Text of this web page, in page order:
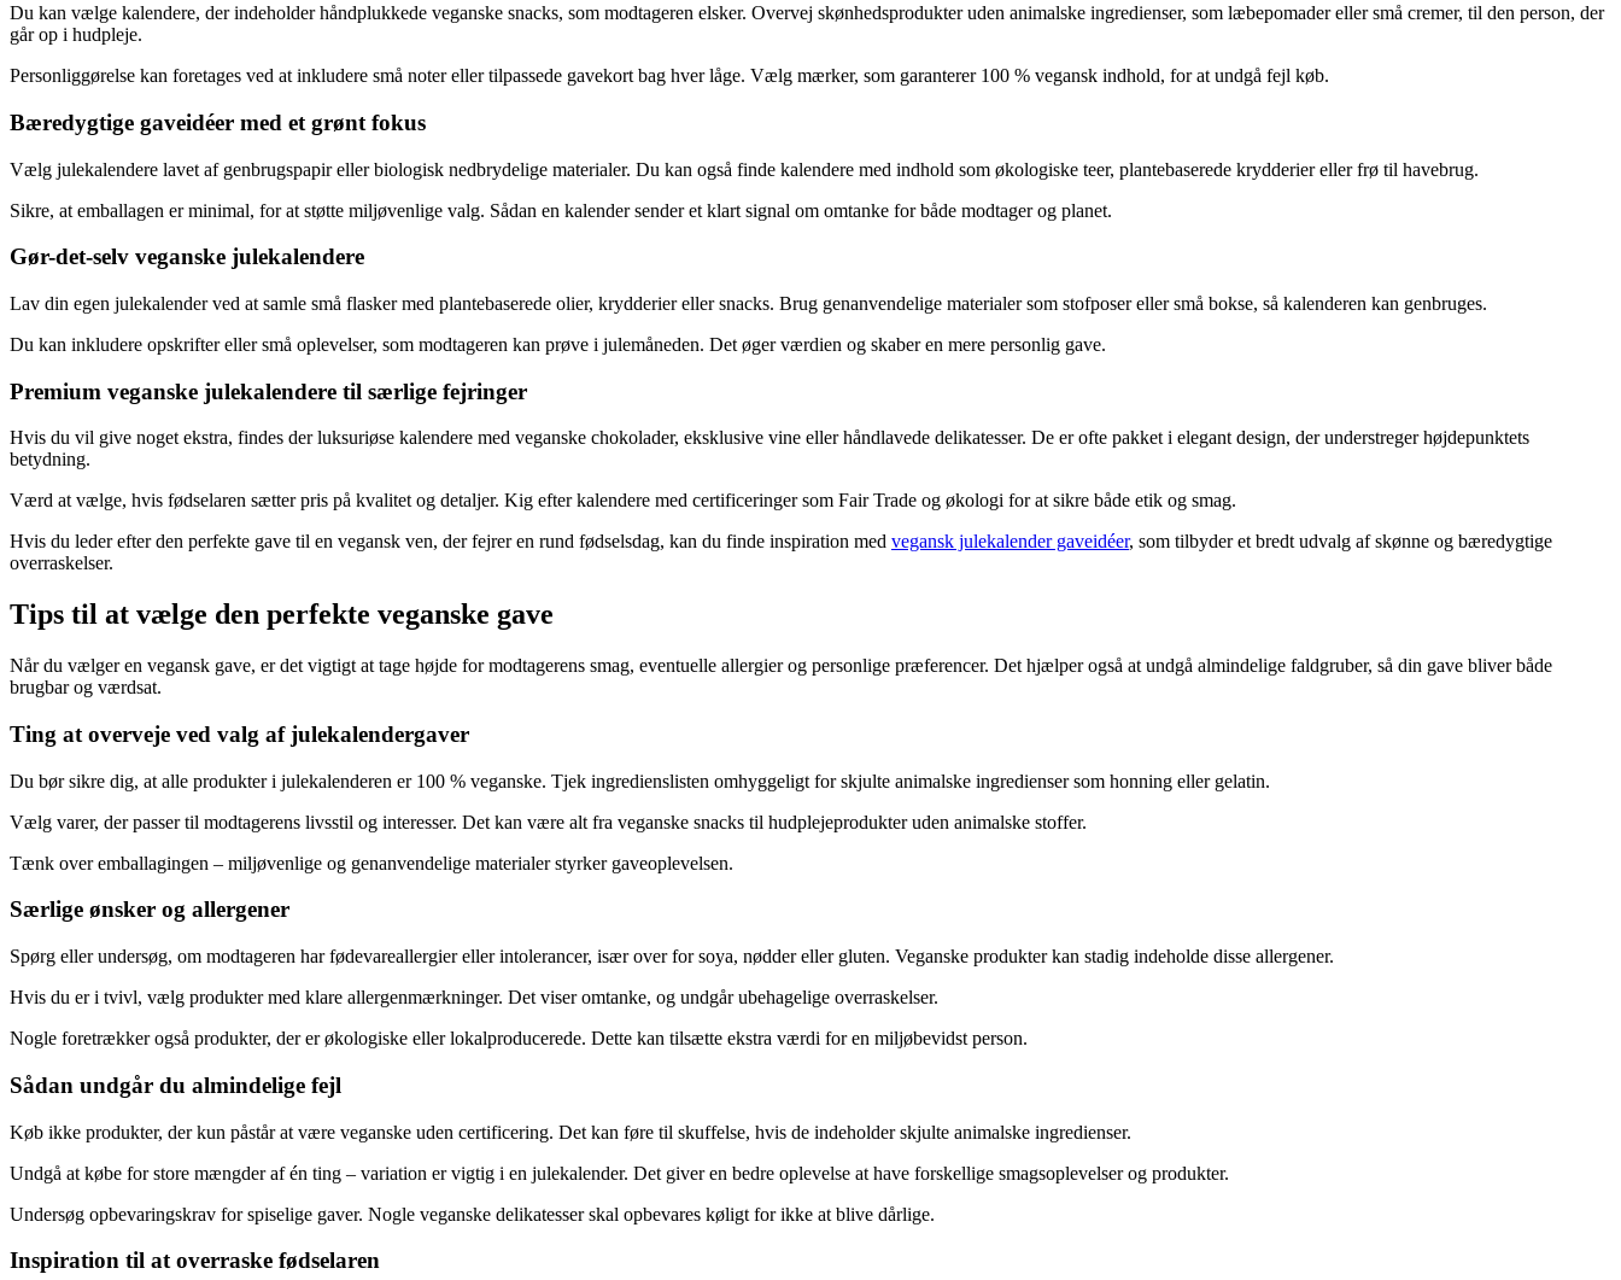
Du kan vælge kalendere, der indeholder håndplukkede veganske snacks, som modtageren elsker. Overvej skønhedsprodukter uden animalske ingredienser, som læbepomader eller små cremer, til den person, der
går op i hudpleje.
Personliggørelse kan foretages ved at inkludere små noter eller tilpassede gavekort bag hver låge. Vælg mærker, som garanterer 100 % vegansk indhold, for at undgå fejl køb.
Bæredygtige gaveidéer med et grønt fokus
Vælg julekalendere lavet af genbrugspapir eller biologisk nedbrydelige materialer. Du kan også finde kalendere med indhold som økologiske teer, plantebaserede krydderier eller frø til havebrug.
Sikre, at emballagen er minimal, for at støtte miljøvenlige valg. Sådan en kalender sender et klart signal om omtanke for både modtager og planet.
Gør-det-selv veganske julekalendere
Lav din egen julekalender ved at samle små flasker med plantebaserede olier, krydderier eller snacks. Brug genanvendelige materialer som stofposer eller små bokse, så kalenderen kan genbruges.
Du kan inkludere opskrifter eller små oplevelser, som modtageren kan prøve i julemåneden. Det øger værdien og skaber en mere personlig gave.
Premium veganske julekalendere til særlige fejringer
Hvis du vil give noget ekstra, findes der luksuriøse kalendere med veganske chokolader, eksklusive vine eller håndlavede delikatesser. De er ofte pakket i elegant design, der understreger højdepunktets
betydning.
Værd at vælge, hvis fødselaren sætter pris på kvalitet og detaljer. Kig efter kalendere med certificeringer som Fair Trade og økologi for at sikre både etik og smag.
Hvis du leder efter den perfekte gave til en vegansk ven, der fejrer en rund fødselsdag, kan du finde inspiration med vegansk julekalender gaveidéer, som tilbyder et bredt udvalg af skønne og bæredygtige
overraskelser.
Tips til at vælge den perfekte veganske gave
Når du vælger en vegansk gave, er det vigtigt at tage højde for modtagerens smag, eventuelle allergier og personlige præferencer. Det hjælper også at undgå almindelige faldgruber, så din gave bliver både
brugbar og værdsat.
Ting at overveje ved valg af julekalendergaver
Du bør sikre dig, at alle produkter i julekalenderen er 100 % veganske. Tjek ingredienslisten omhyggeligt for skjulte animalske ingredienser som honning eller gelatin.
Vælg varer, der passer til modtagerens livsstil og interesser. Det kan være alt fra veganske snacks til hudplejeprodukter uden animalske stoffer.
Tænk over emballagingen – miljøvenlige og genanvendelige materialer styrker gaveoplevelsen.
Særlige ønsker og allergener
Spørg eller undersøg, om modtageren har fødevareallergier eller intolerancer, især over for soya, nødder eller gluten. Veganske produkter kan stadig indeholde disse allergener.
Hvis du er i tvivl, vælg produkter med klare allergenmærkninger. Det viser omtanke, og undgår ubehagelige overraskelser.
Nogle foretrækker også produkter, der er økologiske eller lokalproducerede. Dette kan tilsætte ekstra værdi for en miljøbevidst person.
Sådan undgår du almindelige fejl
Køb ikke produkter, der kun påstår at være veganske uden certificering. Det kan føre til skuffelse, hvis de indeholder skjulte animalske ingredienser.
Undgå at købe for store mængder af én ting – variation er vigtig i en julekalender. Det giver en bedre oplevelse at have forskellige smagsoplevelser og produkter.
Undersøg opbevaringskrav for spiselige gaver. Nogle veganske delikatesser skal opbevares køligt for ikke at blive dårlige.
Inspiration til at overraske fødselaren